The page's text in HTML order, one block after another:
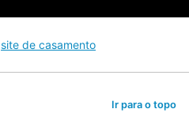
site de casamento
Ir para o topo